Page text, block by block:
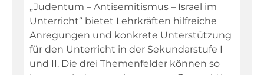
„Judentum – Antisemitismus – Israel im
Unterricht“ bietet Lehrkräften hilfreiche
Anregungen und konkrete Unterstützung
für den Unterricht in der Sekundarstufe I
und II. Die drei Themenfelder können so